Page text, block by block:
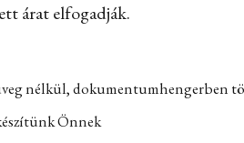
árat elfogadják.
nélkül, dokumentumhengerben
Önnek